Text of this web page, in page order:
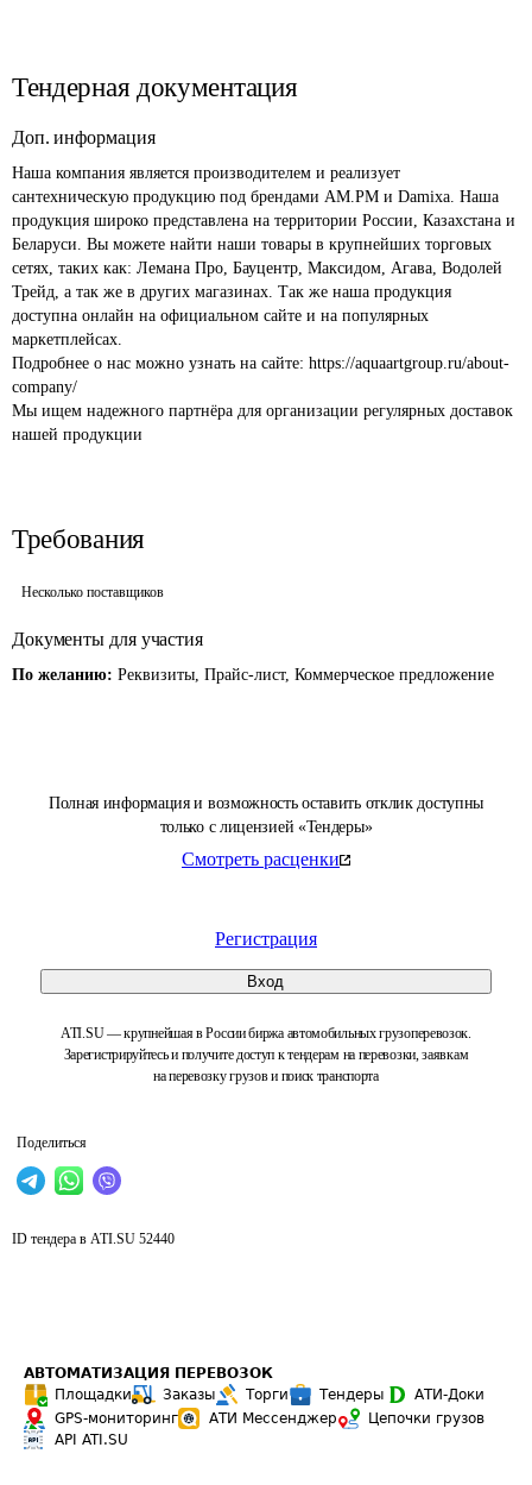
Полная информация и возможность оставить отклик доступны
только с лицензией «Тендеры»
Смотреть расценки
Регистрация
Вход
ATI.SU — крупнейшая в России биржа автомобильных грузоперевозок.
Зарегистрируйтесь и получите доступ к тендерам на перевозки, заявкам
на перевозку грузов и поиск транспорта
Поделиться
Тендерная документация
Доп. информация
Наша компания является производителем и реализует
сантехническую продукцию под брендами AM.PM и Damixa. Наша
продукция широко представлена на территории России, Казахстана и
Беларуси. Вы можете найти наши товары в крупнейших торговых
сетях, таких как: Лемана Про, Бауцентр, Максидом, Агава, Водолей
Трейд, а так же в других магазинах. Так же наша продукция
доступна онлайн на официальном сайте и на популярных
маркетплейсах.
Подробнее о нас можно узнать на сайте: https://aquaartgroup.ru/about-
company/
Мы ищем надежного партнёра для организации регулярных доставок
Требования
Несколько поставщиков
Документы для участия
По желанию: Реквизиты, Прайс-лист, Коммерческое предложение
ID тендера в ATI.SU 52440
АВТОМАТИЗАЦИЯ ПЕРЕВОЗОК
Площадки
Заказы Торги Тендеры
АТИ-Доки
GPS-мониторинг
АТИ Мессенджер
Цепочки грузов
API ATI.SU